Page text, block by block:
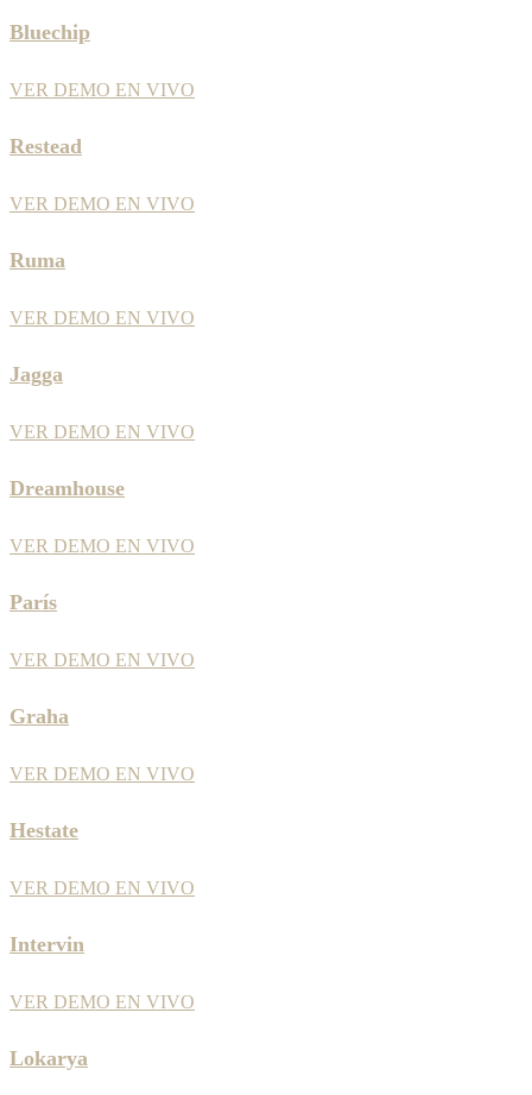
Bluechip
VER DEMO EN VIVO
Restead
VER DEMO EN VIVO
Ruma
VER DEMO EN VIVO
Jagga
VER DEMO EN VIVO
Dreamhouse
VER DEMO EN VIVO
París
VER DEMO EN VIVO
Graha
VER DEMO EN VIVO
Hestate
VER DEMO EN VIVO
Intervin
VER DEMO EN VIVO
Lokarya